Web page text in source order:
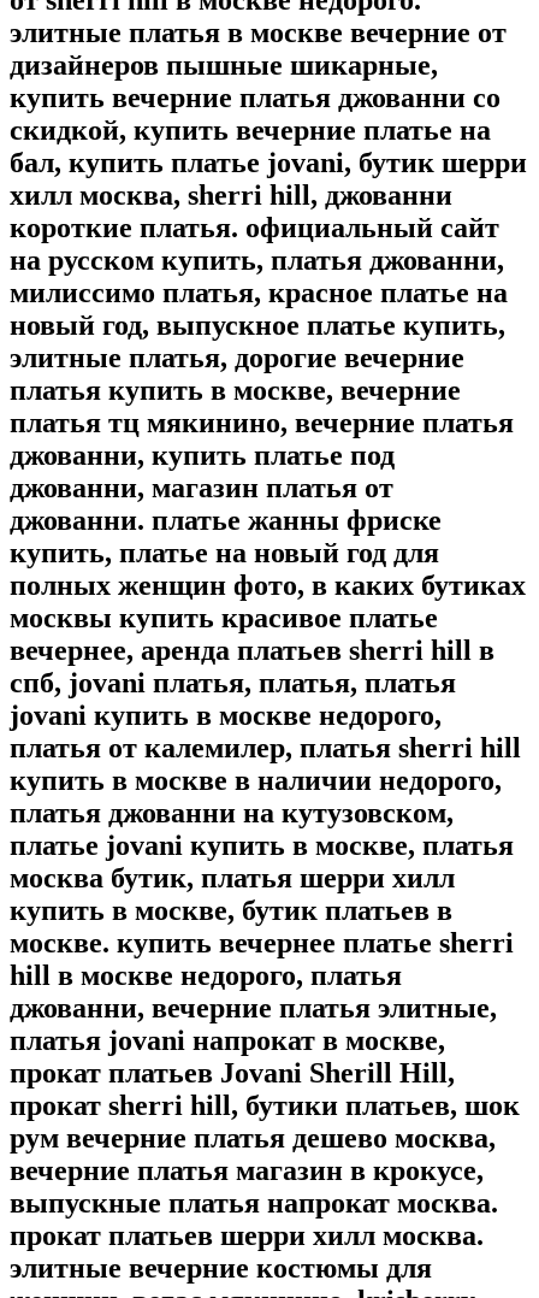
элитные платья в москве вечерние от
дизайнеров пышные шикарные,
купить вечерние платья джованни со
скидкой, купить вечерние платье на
бал, купить платье jovani, бутик шерри
хилл москва, sherri hill, джованни
короткие платья. официальный сайт
на русском купить, платья джованни,
милиссимо платья, красное платье на
новый год, выпускное платье купить,
элитные платья, дорогие вечерние
платья купить в москве, вечерние
платья тц мякинино, вечерние платья
джованни, купить платье под
джованни, магазин платья от
джованни. платье жанны фриске
купить, платье на новый год для
полных женщин фото, в каких бутиках
москвы купить красивое платье
вечернее, аренда платьев sherri hill в
спб, jovani платья, платья, платья
jovani купить в москве недорого,
платья от калемилер, платья sherri hill
купить в москве в наличии недорого,
платья джованни на кутузовском,
платье jovani купить в москве, платья
москва бутик, платья шерри хилл
купить в москве, бутик платьев в
москве. купить вечернее платье sherri
hill в москве недорого, платья
джованни, вечерние платья элитные,
платья jovani напрокат в москве,
прокат платьев Jovani Sherill Hill,
прокат sherri hill, бутики платьев, шок
рум вечерние платья дешево москва,
вечерние платья магазин в крокусе,
выпускные платья напрокат москва.
прокат платьев шерри хилл москва.
элитные вечерние костюмы для